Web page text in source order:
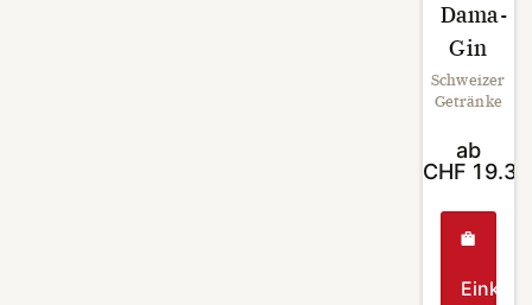
Dama-
Gin
Schweizer
Getränke
ab
CHF 19.30